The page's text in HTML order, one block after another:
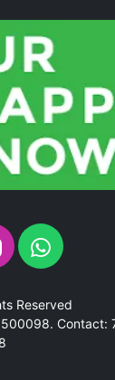
Reserved
500098. Contact: